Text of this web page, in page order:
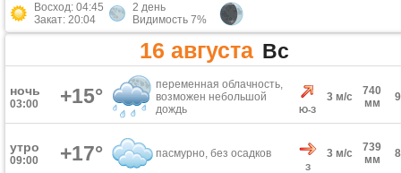
Восход: 04:45
Закат: 20:04
2 день
Видимость 7%
16 августа Вс
ночь
03:00 +15°
переменная облачность,
возможен небольшой
дождь
Ю-З
3 м/с
740
мм
утро
09:00 +17° пасмурно, без осадков
З
3 м/с
739
мм